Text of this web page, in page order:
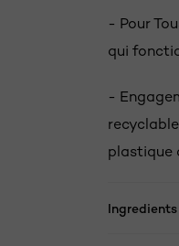
- Pour
qui
-
plastique
Ingredients